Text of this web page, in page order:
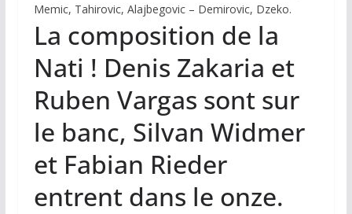
Memic, Tahirovic, Alajbegovic – Demirovic, Dzeko.
La composition de la
Nati ! Denis Zakaria et
Ruben Vargas sont sur
le banc, Silvan Widmer
et Fabian Rieder
entrent dans le onze.